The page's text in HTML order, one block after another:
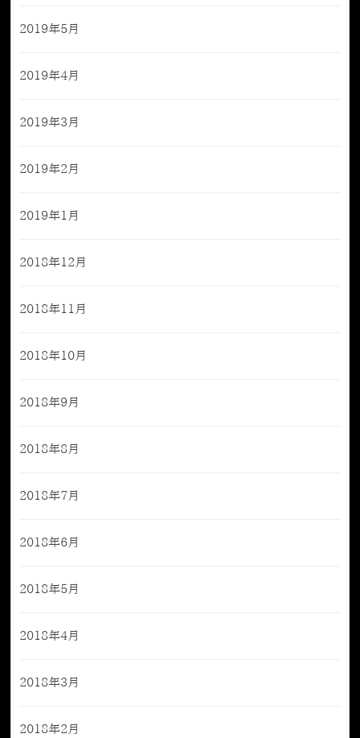
2019年5月
2019年4月
2019年3月
2019年2月
2019年1月
2018年12月
2018年11月
2018年10月
2018年9月
2018年8月
2018年7月
2018年6月
2018年5月
2018年4月
2018年3月
2018年2月